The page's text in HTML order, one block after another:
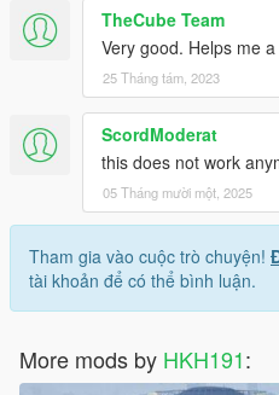
TheCube Team
Very good. Helps me
25 Tháng tám, 2023
ScordModerat
this does not work
05 Tháng mười một, 2025
Tham gia vào cuộc trò chuyện!
tài khoản để có thể bình luận.
More mods by HKH191: